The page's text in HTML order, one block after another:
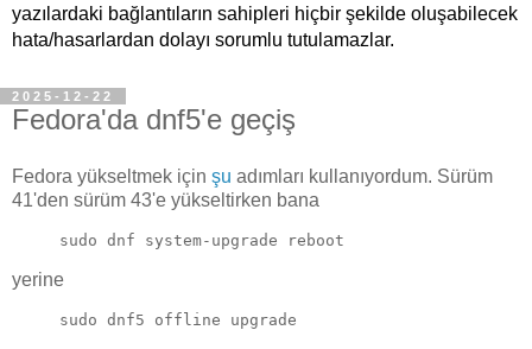
yazılardaki bağlantıların sahipleri hiçbir şekilde oluşabilecek
hata/hasarlardan dolayı sorumlu tutulamazlar.
2025-12-22
Fedora'da dnf5'e geçiş
Fedora yükseltmek için şu adımları kullanıyordum. Sürüm
41'den sürüm 43'e yükseltirken bana
sudo dnf system-upgrade reboot
yerine
sudo dnf5 offline upgrade